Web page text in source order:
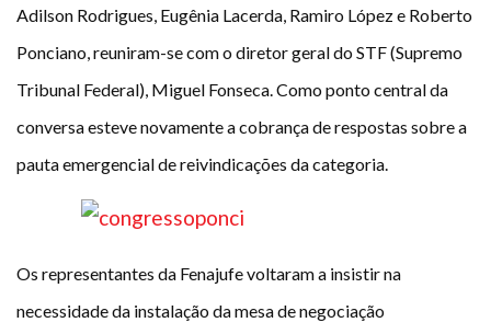
Adilson Rodrigues, Eugênia Lacerda, Ramiro López e Roberto
Ponciano, reuniram-se com o diretor geral do STF (Supremo
Tribunal Federal), Miguel Fonseca. Como ponto central da
conversa esteve novamente a cobrança de respostas sobre a
pauta emergencial de reivindicações da categoria.
Os representantes da Fenajufe voltaram a insistir na
necessidade da instalação da mesa de negociação
FacebookInstagramTwitter YoutubeTikTok Whatsapp